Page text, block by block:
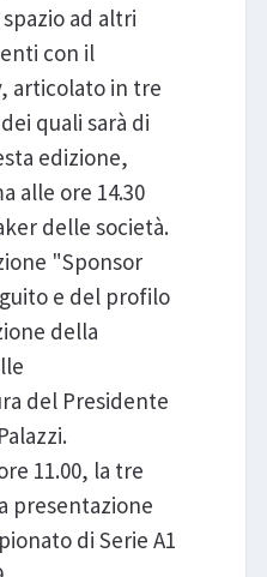
ad altri
con il
articolato in tre
quali sarà di
edizione,
alle ore 14.30
delle società.
"Sponsor
e del profilo
della
del Presidente
11.00, la tre
presentazione
di Serie A1